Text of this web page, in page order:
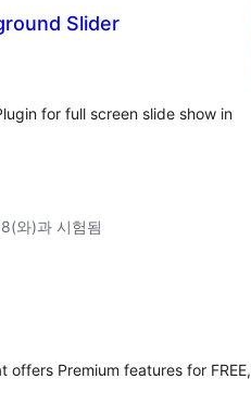
Slider
for full screen slide show in
와)과 시험됨
Premium features for FREE,